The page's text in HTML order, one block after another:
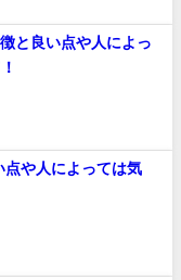
と良い点や人によっ
点や人によっては気